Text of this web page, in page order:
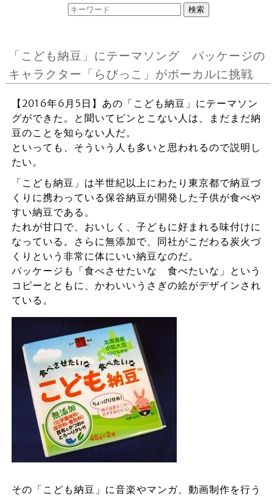
「こども納豆」にテーマソング パッケージの
キャラクター「らびっこ」がボーカルに挑戦
【2016年6月5日】あの「こども納豆」にテーマソン
グができた。と聞いてピンとこない人は、まだまだ納
豆のことを知らない人だ。
といっても、そういう人も多いと思われるので説明し
たい。
「こども納豆」は半世紀以上にわたり東京都で納豆づ
くりに携わっている保谷納豆が開発した子供が食べや
すい納豆である。
たれが甘口で、おいしく、子どもに好まれる味付けに
なっている。さらに無添加で、同社がこだわる炭火づ
くりという非常に体にいい納豆なのだ。
パッケージも「食べさせたいな 食べたいな」という
コピーとともに、かわいいうさぎの絵がデザインされ
ている。
その「こども納豆」に音楽やマンガ、動画制作を行う